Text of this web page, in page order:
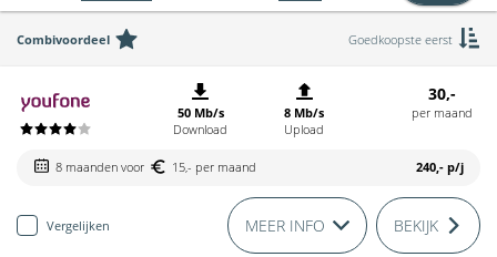
Combivoordeel Goedkoopste eerst
50 Mb/s
Download
8 Mb/s
Upload
30,-
per maand
8 maanden voor 15,- per maand 240,- p/j
Vergelijken MEER INFO BEKIJK